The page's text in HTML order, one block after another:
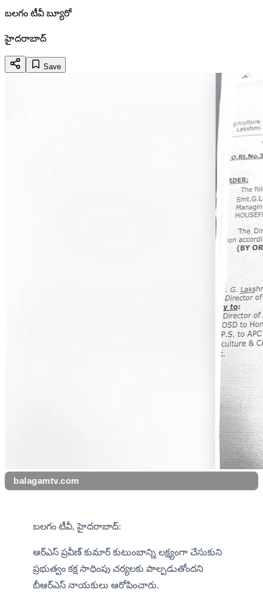
బలగం టీవీ బ్యూరో
హైదరాబాద్
Save
balagamtv.com
బలగం టీవీ, హైదరాబాద్:
ఆర్ఎస్ ప్రవీణ్ కుమార్ కుటుంబాన్ని లక్ష్యంగా చేసుకుని
ప్రభుత్వం కక్ష సాధింపు చర్యలకు పాల్పడుతోందని
బీఆర్ఎస్ నాయకులు ఆరోపించారు.